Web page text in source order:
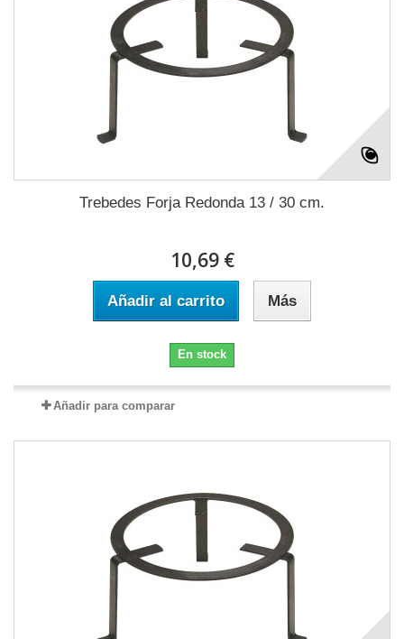
Trebedes Forja Redonda 13 / 30 cm.
10,69 €
Añadir al carrito Más
En stock
Añadir para comparar